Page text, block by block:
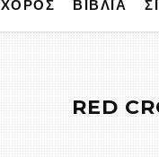
ΧΟΡΟΣ ΒΙΒΛΙΑ
RED